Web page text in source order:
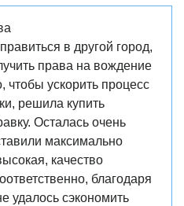
в другой город,
права на вождение
чтобы ускорить процесс
решила купить
Осталась очень
максимально
качество
благодаря
удалось сэкономить